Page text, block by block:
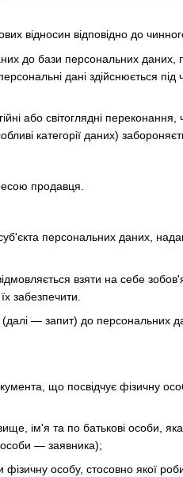
відносин відповідно до
до бази персональних даних,
дані здійснюється
або світоглядні переконання,
категорії даних)
продавця.
персональних даних,
взяти на себе
забезпечити.
— запит) до персональних
що посвідчує фізичну
ім'я та по батькові особи, яка
— заявника);
фізичну особу, стосовно якої